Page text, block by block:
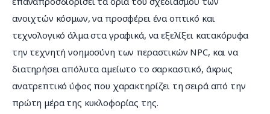
ανοιχτών κόσμων, να προσφέρει ένα οπτικό και
τεχνολογικό άλμα στα γραφικά, να εξελίξει κατακόρυφα
την τεχνητή νοημοσύνη των περαστικών NPC, και να
διατηρήσει απόλυτα αμείωτο το σαρκαστικό, άκρως
ανατρεπτικό ύφος που χαρακτηρίζει τη σειρά από την
πρώτη μέρα της κυκλοφορίας της.